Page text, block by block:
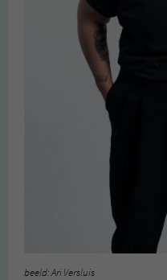
beeld: Ari Versluis